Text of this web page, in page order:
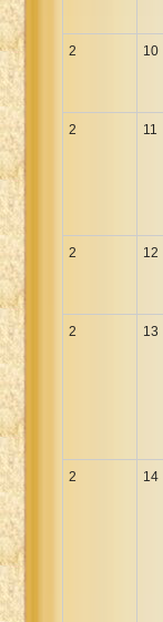
2 10
2 11
2 12
2 13
2 14